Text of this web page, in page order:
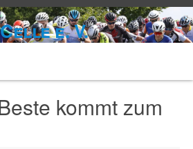
e. V.
kommt zum